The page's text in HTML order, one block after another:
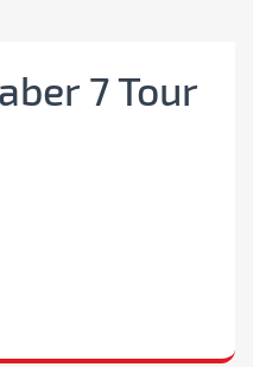
7 Tour